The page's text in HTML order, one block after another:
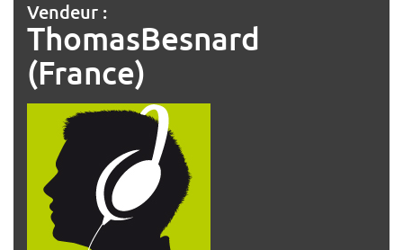
Vendeur :
ThomasBesnard
(France)